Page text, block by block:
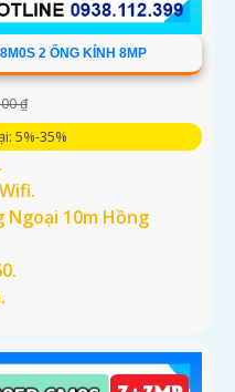
2 ỐNG KÍNH 8MP
₫
5%-35%
Ngoại 10m Hồng